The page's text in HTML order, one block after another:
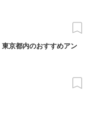
東京都内のおすすめアン